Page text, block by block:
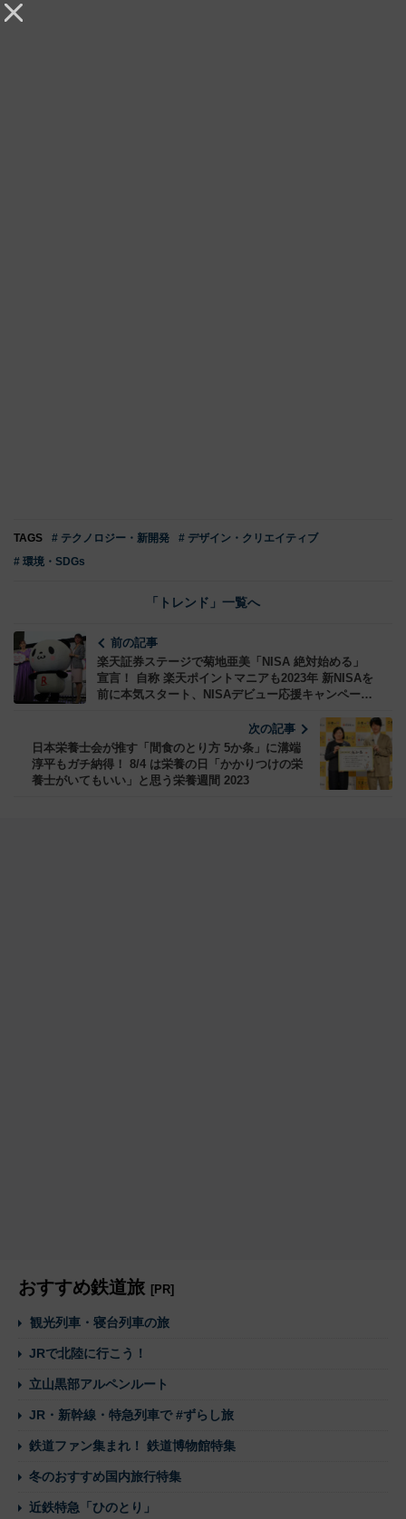
TAGS # テクノロジー・新開発
# デザイン・クリエイティブ
# 環境・SDGs
「トレンド」一覧へ
前の記事
楽天証券ステージで菊地亜美「NISA 絶対始める」
宣言！ 自称 楽天ポイントマニアも2023年 新NISAを
前に本気スタート、NISAデビュー応援キャンペーン
次の記事
日本栄養士会が推す「間食のとり方 5か条」に溝端
淳平もガチ納得！ 8/4 は栄養の日「かかりつけの栄
養士がいてもいい」と思う栄養週間 2023
おすすめ鉄道旅 [PR]
観光列車・寝台列車の旅
JRで北陸に行こう！
立山黒部アルペンルート
JR・新幹線・特急列車で #ずらし旅
鉄道ファン集まれ！ 鉄道博物館特集
冬のおすすめ国内旅行特集
近鉄特急「ひのとり」